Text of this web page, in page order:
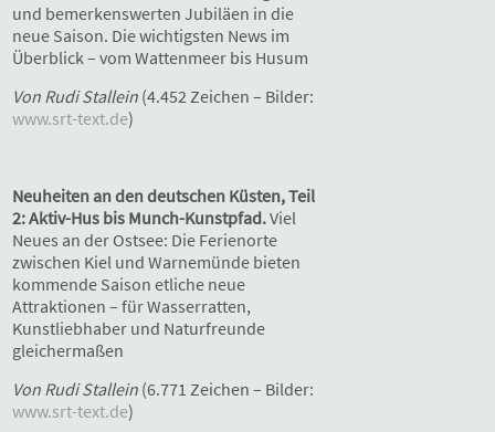
und bemerkenswerten Jubiläen in die
neue Saison. Die wichtigsten News im
Überblick – vom Wattenmeer bis Husum
Von Rudi Stallein (4.452 Zeichen – Bilder:
www.srt-text.de)
Neuheiten an den deutschen Küsten, Teil
2: Aktiv-Hus bis Munch-Kunstpfad.Viel
Neues an der Ostsee: Die Ferienorte
zwischen Kiel und Warnemünde bieten
kommende Saison etliche neue
Attraktionen – für Wasserratten,
Kunstliebhaber und Naturfreunde
gleichermaßen
Von Rudi Stallein (6.771 Zeichen – Bilder:
www.srt-text.de)